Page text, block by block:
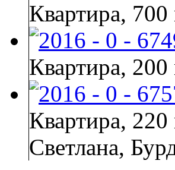
Квартира, 700
Квартира, 200
Квартира, 220
Светлана,